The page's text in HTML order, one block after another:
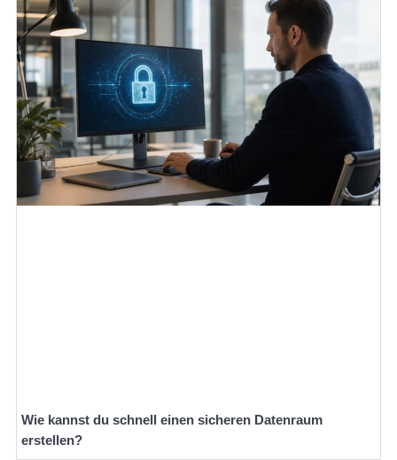
Wie kannst du schnell einen sicheren Datenraum
erstellen?